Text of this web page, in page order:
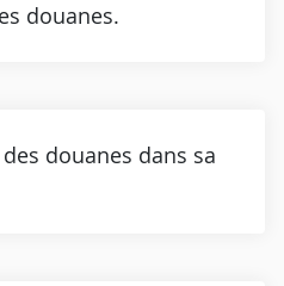
douanes.
douanes dans sa